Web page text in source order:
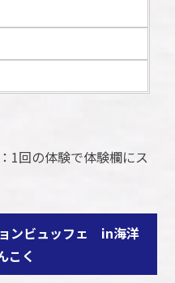
1回の体験で体験欄にス
ンビュッフェ in海洋
こく